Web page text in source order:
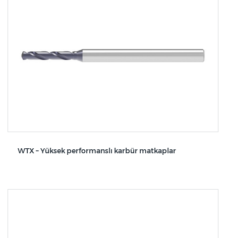
WTX – Yüksek performanslı karbür matkaplar